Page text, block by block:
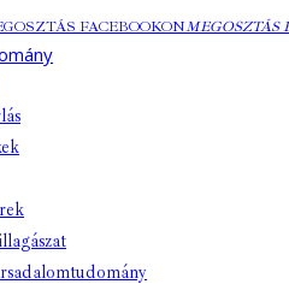
FACEBOOKONMEGOSZTÁS